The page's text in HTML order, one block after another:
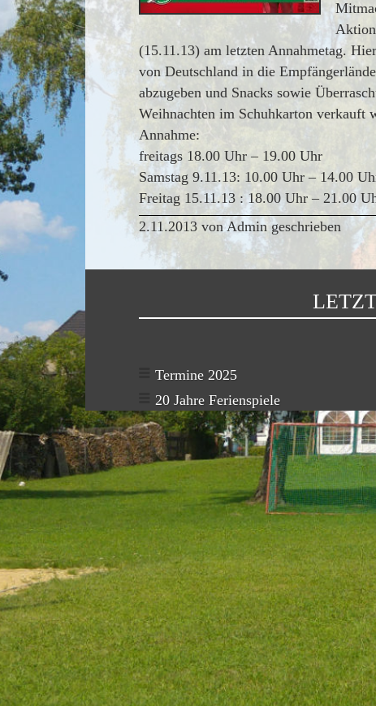
(15.11.13) am letzten Annahmetag.
von Deutschland in die
abzugeben und Snacks sowie
Weihnachten im Schuhkarton
Annahme:
freitags 18.00 Uhr – 19.00 Uhr
Samstag 9.11.13: 10.00 Uhr – 14.00
Freitag 15.11.13 : 18.00 Uhr – 21.00
2.11.2013 von Admin geschrieben
Termine 2025
20 Jahre Ferienspiele